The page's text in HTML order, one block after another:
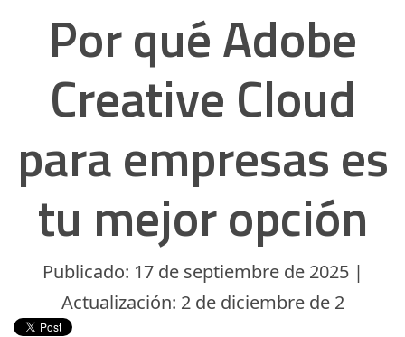
Por qué Adobe
Creative Cloud
para empresas es
tu mejor opción
Publicado: 17 de septiembre de 2025 |
Actualización: 2 de diciembre de 2